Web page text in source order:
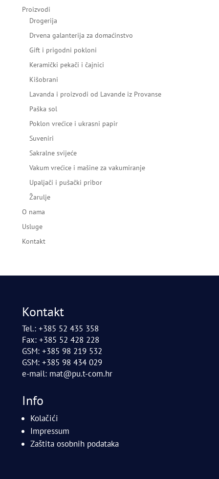
Proizvodi
Drogerija
Drvena galanterija za domaćinstvo
Gift i prigodni pokloni
Keramički pekači i čajnici
Kišobrani
Lavanda i proizvodi od Lavande iz Provanse
Paška sol
Poklon vrećice i ukrasni papir
Suveniri
Sakralne svijeće
Vakum vrećice i mašine za vakumiranje
Upaljači i pušački pribor
Žarulje
O nama
Usluge
Kontakt
Kontakt
Tel.: +385 52 435 358
Fax: +385 52 428 228
GSM: +385 98 219 532
GSM: +385 98 434 029
e-mail: mat@pu.t-com.hr
Info
Kolačići
Impressum
Zaštita osobnih podataka